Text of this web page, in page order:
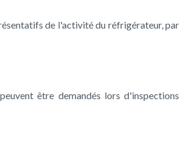
de l'activité du réfrigérateur, par
être demandés lors d'inspections